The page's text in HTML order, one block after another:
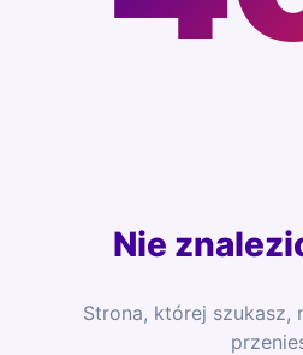
Nie
Strona, której szukasz,